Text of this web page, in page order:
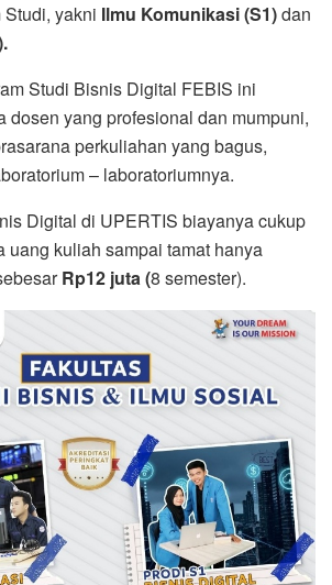
yakni Ilmu Komunikasi (S1)dan
Studi Bisnis Digital FEBIS ini
dosen yang profesional dan mumpuni,
perkuliahan yang bagus,
– laboratoriumnya.
Digital di UPERTIS biayanya cukup
uang kuliah sampai tamat hanya
Rp12 juta (8 semester).